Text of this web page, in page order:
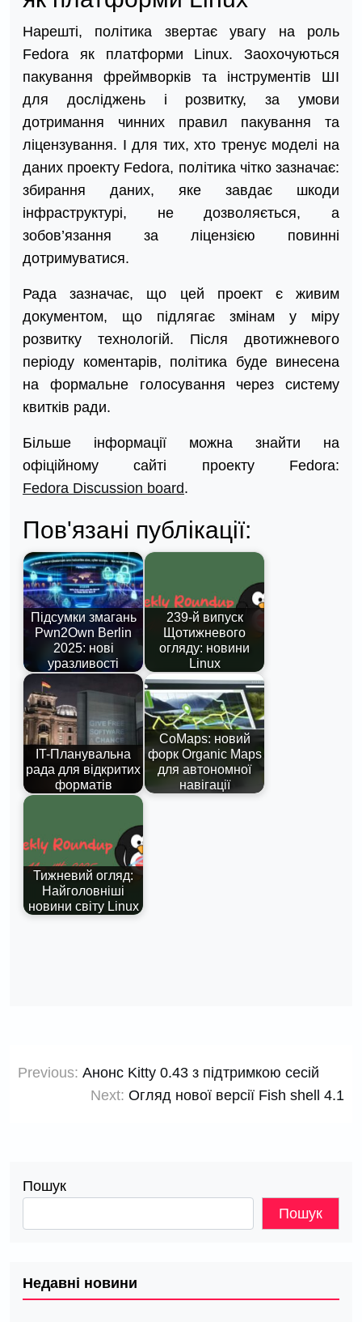
Нарешті, політика звертає увагу на роль
Fedora як платформи Linux. Заохочуються
пакування фреймворків та інструментів ШІ
для досліджень і розвитку, за умови
дотримання чинних правил пакування та
ліцензування. І для тих, хто тренує моделі на
даних проекту Fedora, політика чітко зазначає:
збирання даних, яке завдає шкоди
інфраструктурі, не дозволяється, а
зобов’язання за ліцензією повинні
дотримуватися.
Рада зазначає, що цей проект є живим
документом, що підлягає змінам у міру
розвитку технологій. Після двотижневого
періоду коментарів, політика буде винесена
на формальне голосування через систему
квитків ради.
Більше інформації можна знайти на
офіційному сайті проекту Fedora:
Fedora Discussion board.
Пов'язані публікації:
Підсумки змагань
Pwn2Own Berlin
2025: нові
уразливості
239-й випуск
Щотижневого
огляду: новини
Linux
IT-Планувальна
рада для відкритих
форматів
CoMaps: новий
форк Organic Maps
для автономної
навігації
Тижневий огляд:
Найголовніші
новини світу Linux
Previous: Анонс Kitty 0.43 з підтримкою сесій
Next: Огляд нової версії Fish shell 4.1
Пошук
Пошук
Недавні новини